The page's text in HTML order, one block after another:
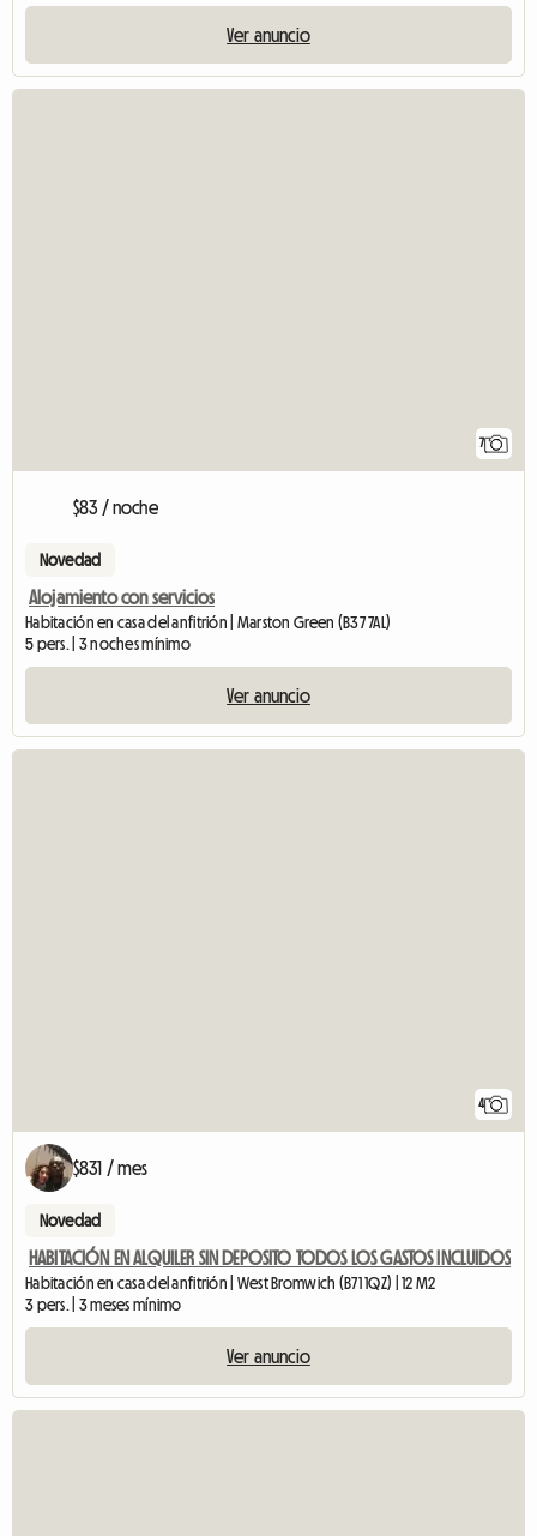
Ver anuncio
7
$83 / noche
Novedad
Alojamiento con servicios
Habitación en casa del anfitrión | Marston Green (B37 7AL)
5 pers. | 3 noches mínimo
Ver anuncio
4
$831 / mes
Novedad
HABITACIÓN EN ALQUILER SIN DEPOSITO TODOS LOS GASTOS INCLUIDOS
Habitación en casa del anfitrión | West Bromwich (B71 1QZ) | 12 M2
3 pers. | 3 meses mínimo
Ver anuncio